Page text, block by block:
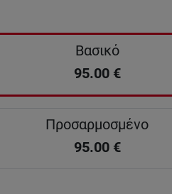
Βασικό
95.00 €
Προσαρμοσμένο
95.00 €